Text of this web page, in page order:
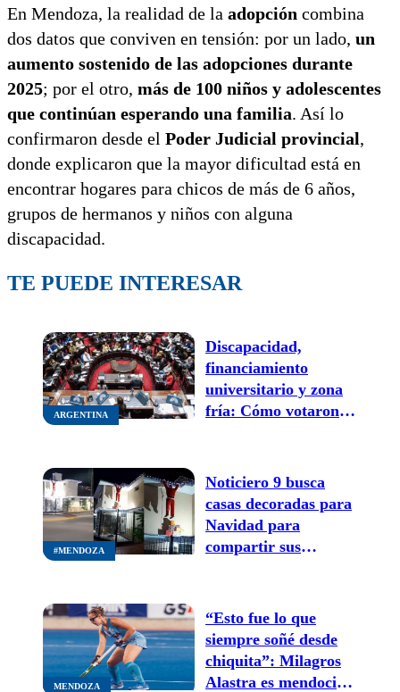
En Mendoza, la realidad de la adopción combina
dos datos que conviven en tensión: por un lado, un
aumento sostenido de las adopciones durante
2025; por el otro, más de 100 niños y adolescentes
que continúan esperando una familia. Así lo
confirmaron desde el Poder Judicial provincial,
donde explicaron que la mayor dificultad está en
encontrar hogares para chicos de más de 6 años,
grupos de hermanos y niños con alguna
discapacidad.
TE PUEDE INTERESAR
ARGENTINA
Discapacidad,
financiamiento
universitario y zona
fría: Cómo votaron
#MENDOZA
Noticiero 9 busca
casas decoradas para
Navidad para
compartir sus
MENDOZA
“Esto fue lo que
siempre soñé desde
chiquita”: Milagros
Alastra es mendocina